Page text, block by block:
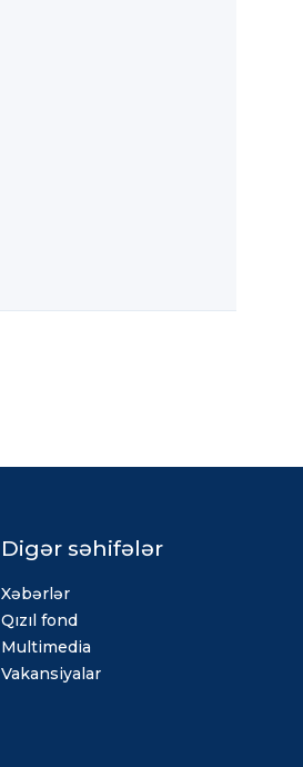
Digər səhifələr
Xəbərlər
Qızıl fond
Multimedia
Vakansiyalar